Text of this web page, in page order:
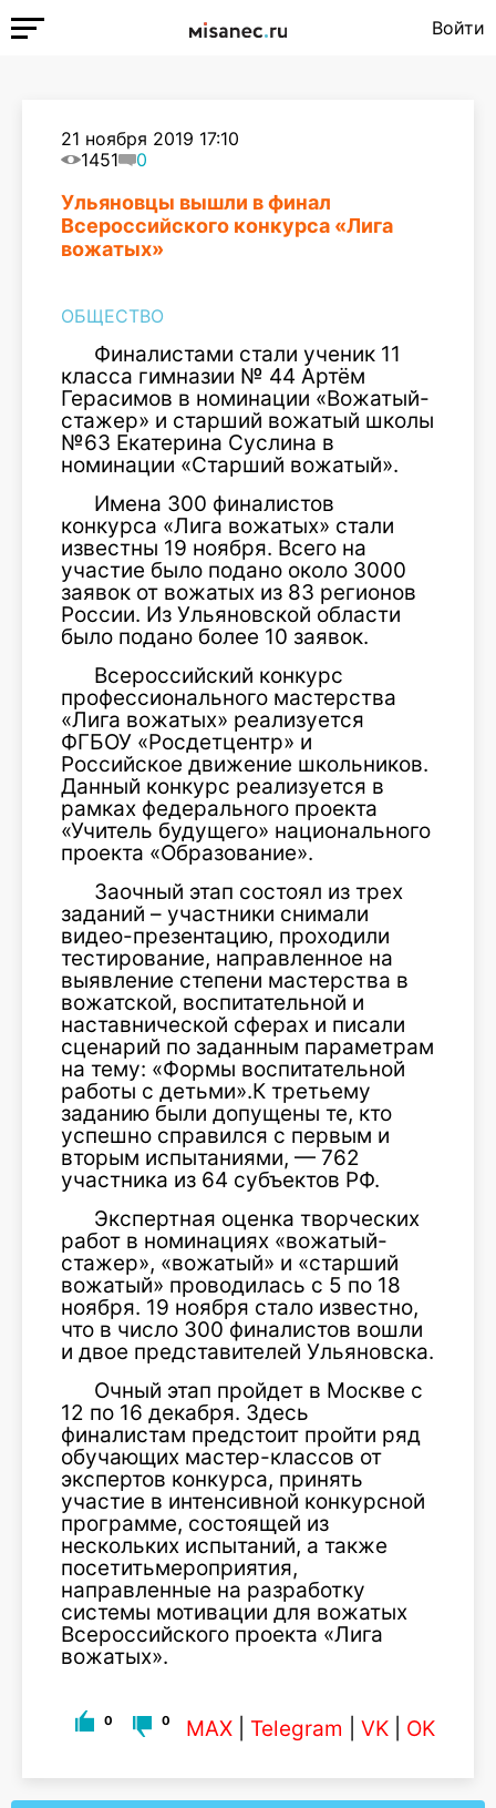
Войти
21 ноября 2019 17:10
1451
0
Ульяновцы вышли в финал
Всероссийского конкурса «Лига
вожатых»
ОБЩЕСТВО
Финалистами стали ученик 11
класса гимназии № 44 Артём
Герасимов в номинации «Вожатый-
стажер» и старший вожатый школы
№63 Екатерина Суслина в
номинации «Старший вожатый».
Имена 300 финалистов
конкурса «Лига вожатых» стали
известны 19 ноября. Всего на
участие было подано около 3000
заявок от вожатых из 83 регионов
России. Из Ульяновской области
было подано более 10 заявок.
Всероссийский конкурс
профессионального мастерства
«Лига вожатых» реализуется
ФГБОУ «Росдетцентр» и
Российское движение школьников.
Данный конкурс реализуется в
рамках федерального проекта
«Учитель будущего» национального
проекта «Образование».
Заочный этап состоял из трех
заданий – участники снимали
видео-презентацию, проходили
тестирование, направленное на
выявление степени мастерства в
вожатской, воспитательной и
наставнической сферах и писали
сценарий по заданным параметрам
на тему: «Формы воспитательной
работы с детьми».К третьему
заданию были допущены те, кто
успешно справился с первым и
вторым испытаниями, — 762
участника из 64 субъектов РФ.
Экспертная оценка творческих
работ в номинациях «вожатый-
стажер», «вожатый» и «старший
вожатый» проводилась с 5 по 18
ноября. 19 ноября стало известно,
что в число 300 финалистов вошли
и двое представителей Ульяновска.
Очный этап пройдет в Москве с
12 по 16 декабря. Здесь
финалистам предстоит пройти ряд
обучающих мастер-классов от
экспертов конкурса, принять
участие в интенсивной конкурсной
программе, состоящей из
нескольких испытаний, а также
посетитьмероприятия,
направленные на разработку
системы мотивации для вожатых
Всероссийского проекта «Лига
вожатых».
0 0 MAX Telegram VK OK